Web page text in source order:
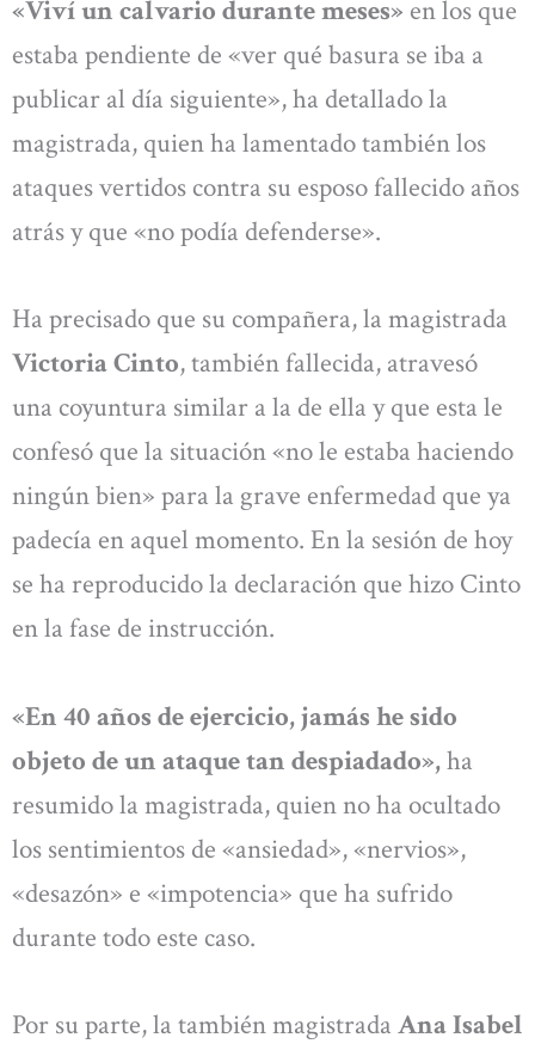
«Viví un calvario durante meses» en los que
estaba pendiente de «ver qué basura se iba a
publicar al día siguiente», ha detallado la
magistrada, quien ha lamentado también los
ataques vertidos contra su esposo fallecido años
atrás y que «no podía defenderse».
Ha precisado que su compañera, la magistrada
Victoria Cinto, también fallecida, atravesó
una coyuntura similar a la de ella y que esta le
confesó que la situación «no le estaba haciendo
ningún bien» para la grave enfermedad que ya
padecía en aquel momento. En la sesión de hoy
se ha reproducido la declaración que hizo Cinto
en la fase de instrucción.
«En 40 años de ejercicio, jamás he sido
objeto de un ataque tan despiadado»,ha
resumido la magistrada, quien no ha ocultado
los sentimientos de «ansiedad», «nervios»,
«desazón» e «impotencia» que ha sufrido
durante todo este caso.
Por su parte, la también magistrada Ana Isabel